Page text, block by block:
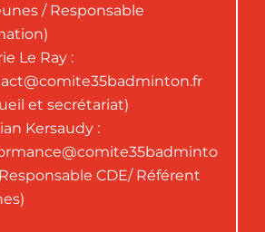
/ Responsable
Le Ray :
et secrétariat)
Kersaudy :
CDE/ Référent